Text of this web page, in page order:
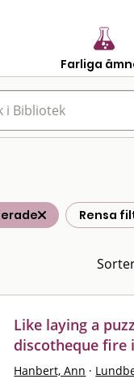
Farliga
Rensa
Like laying a
discotheque fire
Hanbert, Ann ·